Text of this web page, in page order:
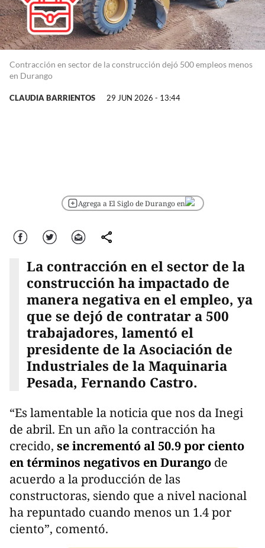
Contracción en sector de la construcción dejó 500 empleos menos
en Durango
CLAUDIA BARRIENTOS 29 JUN 2026 - 13:44
Agrega a El Siglo de Durango en
Facebook Twitter Correo comparte
La contracción en el sector de la
construcción ha impactado de
manera negativa en el empleo, ya
que se dejó de contratar a 500
trabajadores, lamentó el
presidente de la Asociación de
Industriales de la Maquinaria
Pesada, Fernando Castro.
“Es lamentable la noticia que nos da Inegi
de abril. En un año la contracción ha
crecido, se incrementó al 50.9 por ciento
en términos negativos en Durango de
acuerdo a la producción de las
constructoras, siendo que a nivel nacional
ha repuntado cuando menos un 1.4 por
ciento”, comentó.